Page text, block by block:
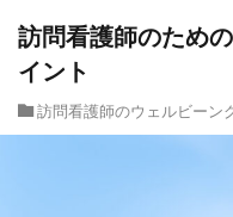
訪問看護師のため
イント
訪問看護師のウェルビーン